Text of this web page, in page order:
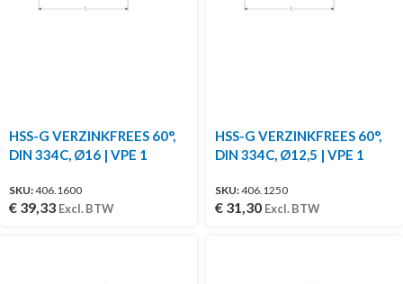
HSS-G VERZINKFREES 60°,
DIN 334C, Ø16 | VPE 1
SKU:406.1600
€ 39,33 Excl. BTW
HSS-G VERZINKFREES 60°,
DIN 334C, Ø12,5 | VPE 1
SKU:406.1250
€ 31,30 Excl. BTW